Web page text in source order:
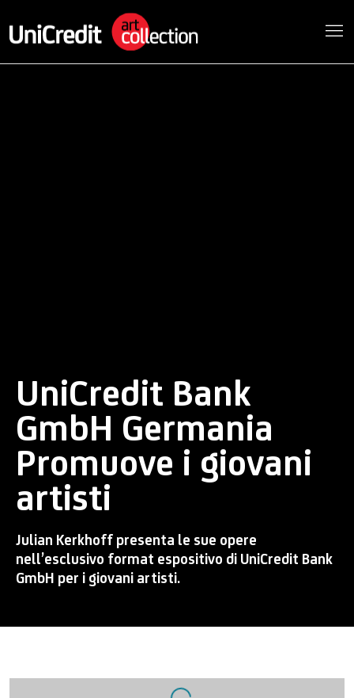
UniCredit Bank
GmbH Germania
Promuove i giovani
artisti
Julian Kerkhoff presenta le sue opere
nell’esclusivo format espositivo di UniCredit Bank
GmbH per i giovani artisti.
Open a larger version of the following image in a popup: